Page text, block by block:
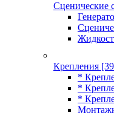
Сценические
Крепления
*
*
*